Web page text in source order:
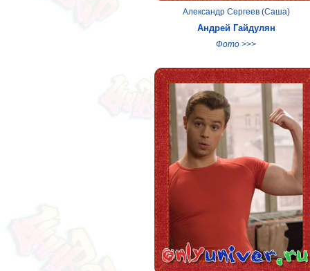
Александр Сергеев (Саша)
Андрей Гайдулян
Фото >>>